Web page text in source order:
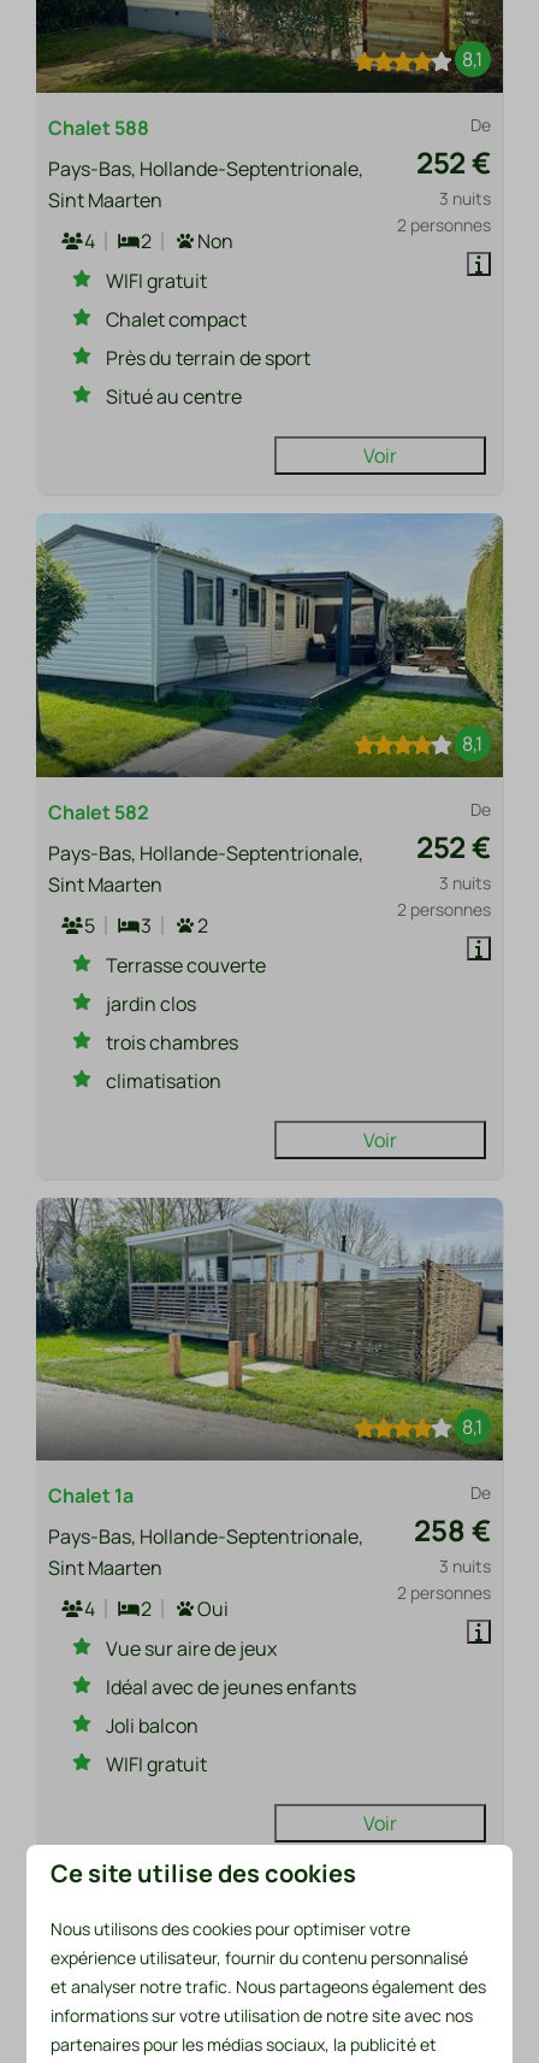
8,1
De
252 €
3 nuits
2 personnes
Chalet 588
Pays-Bas, Hollande-Septentrionale,
Sint Maarten
4
2
Non
WIFI gratuit
Chalet compact
Près du terrain de sport
Situé au centre
Voir
8,1
De
252 €
3 nuits
2 personnes
Chalet 582
Pays-Bas, Hollande-Septentrionale,
Sint Maarten
5
3
2
Terrasse couverte
jardin clos
trois chambres
climatisation
Voir
8,1
De
258 €
3 nuits
2 personnes
Chalet 1a
Pays-Bas, Hollande-Septentrionale,
Sint Maarten
4
2
Oui
Vue sur aire de jeux
Idéal avec de jeunes enfants
Joli balcon
WIFI gratuit
Voir
Ce site utilise des cookies
Nous utilisons des cookies pour optimiser votre
expérience utilisateur, fournir du contenu personnalisé
et analyser notre trafic. Nous partageons également des
informations sur votre utilisation de notre site avec nos
partenaires pour les médias sociaux, la publicité et